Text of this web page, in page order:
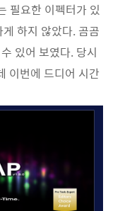
필요한 이펙터가 있
하지 않았다. 곰곰
있어 보였다. 당시
이번에 드디어 시간